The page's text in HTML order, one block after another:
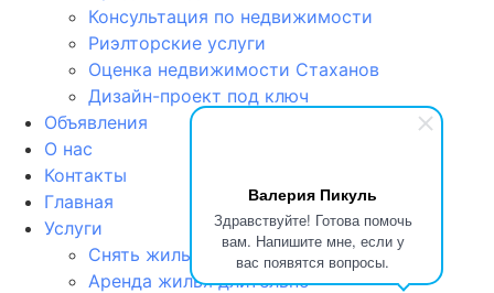
Валерия Пикуль
Здравствуйте! Готова помочь
вам. Напишите мне, если у
вас появятся вопросы.
Консультация по недвижимости
Риэлторские услуги
Оценка недвижимости Стаханов
Дизайн-проект под ключ
Объявления
О нас
Контакты
Главная
Услуги
Снять жильё посуточно
Аренда жилья длительно